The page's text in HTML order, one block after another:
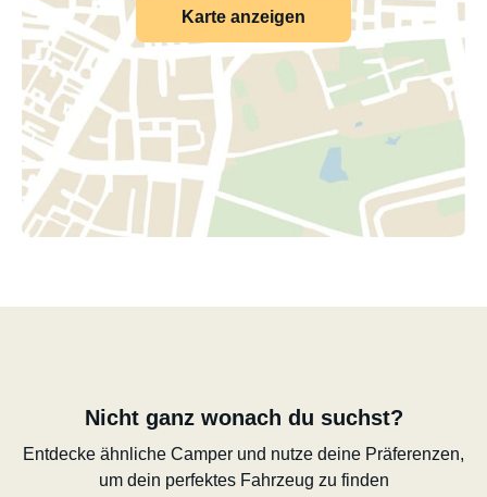
Karte anzeigen
Nicht ganz wonach du suchst?
Entdecke ähnliche Camper und nutze deine Präferenzen,
um dein perfektes Fahrzeug zu finden